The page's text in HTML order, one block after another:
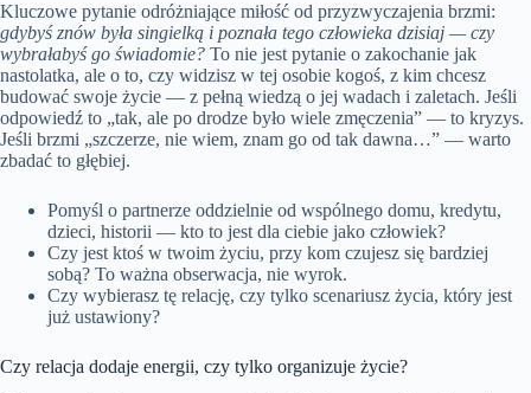
Kluczowe pytanie odróżniające miłość od przyzwyczajenia brzmi:
gdybyś znów była singielką i poznała tego człowieka dzisiaj — czy
wybrałabyś go świadomie? To nie jest pytanie o zakochanie jak
nastolatka, ale o to, czy widzisz w tej osobie kogoś, z kim chcesz
budować swoje życie — z pełną wiedzą o jej wadach i zaletach. Jeśli
odpowiedź to „tak, ale po drodze było wiele zmęczenia” — to kryzys.
Jeśli brzmi „szczerze, nie wiem, znam go od tak dawna…” — warto
zbadać to głębiej.
Pomyśl o partnerze oddzielnie od wspólnego domu, kredytu,
dzieci, historii — kto to jest dla ciebie jako człowiek?
Czy jest ktoś w twoim życiu, przy kom czujesz się bardziej
sobą? To ważna obserwacja, nie wyrok.
Czy wybierasz tę relację, czy tylko scenariusz życia, który jest
już ustawiony?
Czy relacja dodaje energii, czy tylko organizuje życie?